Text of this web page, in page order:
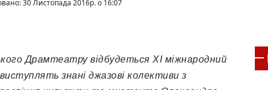
30 Листопада 2016р. о 16:07
Драмтеатру відбудеться XI міжнародний
знані джазові колективи з